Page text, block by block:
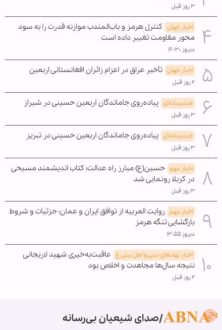
۳ روز قبل
اخبار جهان کنترل هرمز و باب‌المندب موازنه قدرت را به سود
محور مقاومت تغییر داده است
دیروز ۱۶:۳۰
اخبار جهان تأخیر عراق در اعزام زائران افغانستانی اربعین
۲ روز قبل
چندرسانه‌ای پیاده‌روی جاماندگان اربعین حسینی در شیراز
۳ روز قبل
چندرسانه‌ای پیاده‌روی جاماندگان اربعین حسینی در تبریز
۳ روز قبل
اخبار مهم حسین(ع) مبارز راه عدالت؛ کتاب اندیشمند مسیحی
در کربلا رونمایی شد
۳ روز قبل
اخبار مهم روایت العربیه از توافق ایران و عمان؛ جزئیات و شروط
بازگشایی تنگه هرمز
دیروز ۱۳:۵۵
اخبار نهادهای دینی و اهل بیتی ع عاقبت‌به‌خیری شهید لاریجانی
نتیجه سال‌ها مجاهدت و اخلاص بود
۲ روز قبل
صدای شیعیان بی‌رسانه